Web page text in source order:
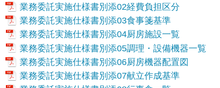
業務委託実施仕様書別添02経費負担区分
業務委託実施仕様書別添03食事箋基準
業務委託実施仕様書別添04厨房施設一覧
業務委託実施仕様書別添05調理・設備機器一覧
業務委託実施仕様書別添06厨房機器配置図
業務委託実施仕様書別添07献立作成基準